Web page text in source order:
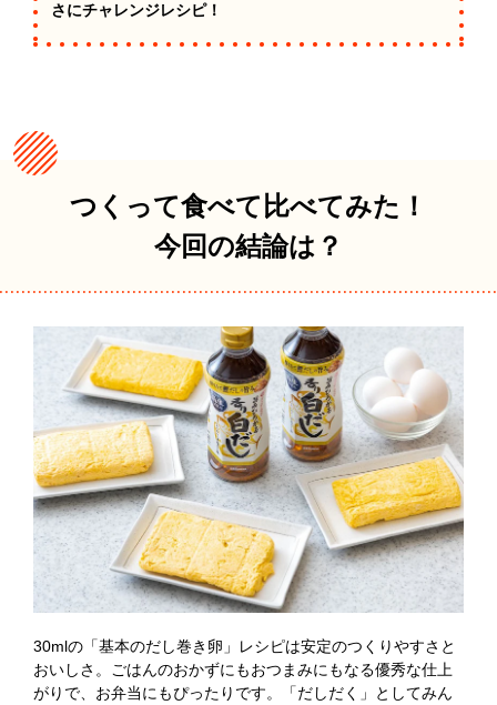
さにチャレンジレシピ！
つくって食べて比べてみた！
今回の結論は？
30mlの「基本のだし巻き卵」レシピは安定のつくりやすさと
おいしさ。ごはんのおかずにもおつまみにもなる優秀な仕上
がりで、お弁当にもぴったりです。「だしだく」としてみん